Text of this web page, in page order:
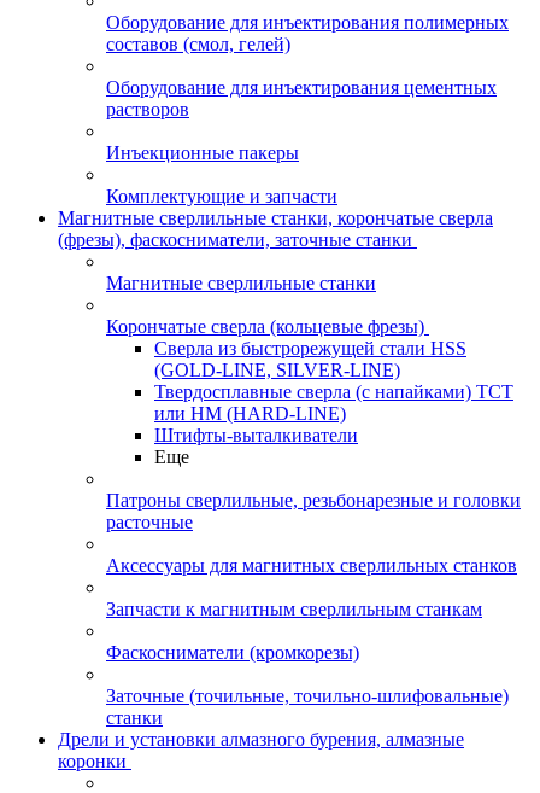
Оборудование для инъектирования полимерных
составов (смол, гелей)
Оборудование для инъектирования цементных
растворов
Инъекционные пакеры
Комплектующие и запчасти
Магнитные сверлильные станки, корончатые сверла
(фрезы), фаскосниматели, заточные станки
Магнитные сверлильные станки
Корончатые сверла (кольцевые фрезы)
Сверла из быстрорежущей стали HSS
(GOLD-LINE, SILVER-LINE)
Твердосплавные сверла (с напайками) ТСТ
или HM (HARD-LINE)
Штифты-выталкиватели
Еще
Патроны сверлильные, резьбонарезные и головки
расточные
Аксессуары для магнитных сверлильных станков
Запчасти к магнитным сверлильным станкам
Фаскосниматели (кромкорезы)
Заточные (точильные, точильно-шлифовальные)
станки
Дрели и установки алмазного бурения, алмазные
коронки